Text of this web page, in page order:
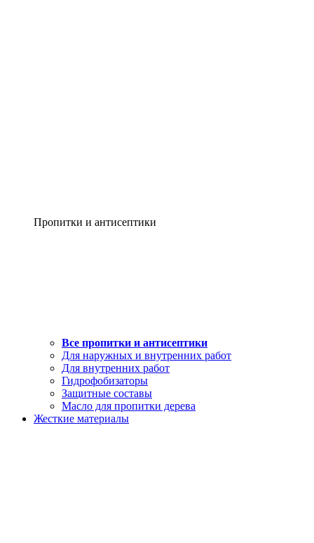
Пропитки и антисептики
Все пропитки и антисептики
Для наружных и внутренних работ
Для внутренних работ
Гидрофобизаторы
Защитные составы
Масло для пропитки дерева
Жесткие материалы